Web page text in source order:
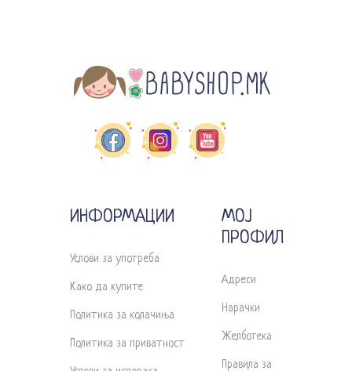
ИНФОРМАЦИИ
Услови за употреба
Како да купите
Политика за колачиња
Политика за приватност
МОЈ
ПРОФИЛ
Адреси
Нарачки
Желботека
Правила за